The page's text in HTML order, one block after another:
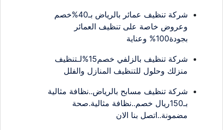
شركة تنظيف عمائر بالرياض بـ40%خصم
وعروض خاصة على تنظيف العمائر
بجودة100% وعناية
شركة تنظيف بالزلفي خصم15%لـتنظيف
منزلك وحلول للتنظيف المنازل والفلل
شركة تنظيف مسابح بالرياض..نظافة مثالية
بـ150ريال خصم..نظافة مثالية.صحة
مضمونة..اتصل بنا الان